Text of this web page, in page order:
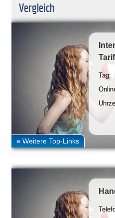
Vergleich
Tag: